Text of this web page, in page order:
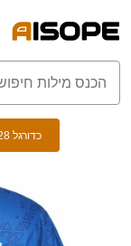
כדורגל Cup 26-28